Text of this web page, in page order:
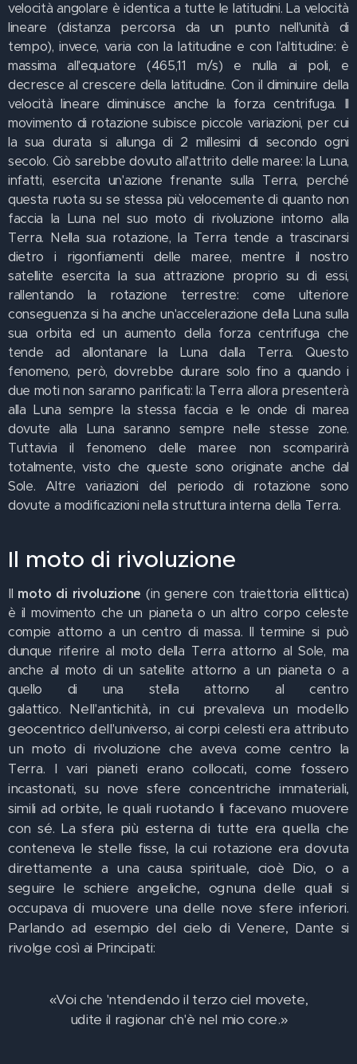
velocità angolare è identica a tutte le latitudini. La velocità
lineare (distanza percorsa da un punto nell'unità di
tempo), invece, varia con la latitudine e con l'altitudine: è
massima all'equatore (465,11 m/s) e nulla ai poli, e
decresce al crescere della latitudine. Con il diminuire della
velocità lineare diminuisce anche la forza centrifuga. Il
movimento di rotazione subisce piccole variazioni, per cui
la sua durata si allunga di 2 millesimi di secondo ogni
secolo. Ciò sarebbe dovuto all'attrito delle maree: la Luna,
infatti, esercita un'azione frenante sulla Terra, perché
questa ruota su se stessa più velocemente di quanto non
faccia la Luna nel suo moto di rivoluzione intorno alla
Terra. Nella sua rotazione, la Terra tende a trascinarsi
dietro i rigonfiamenti delle maree, mentre il nostro
satellite esercita la sua attrazione proprio su di essi,
rallentando la rotazione terrestre: come ulteriore
conseguenza si ha anche un'accelerazione della Luna sulla
sua orbita ed un aumento della forza centrifuga che
tende ad allontanare la Luna dalla Terra. Questo
fenomeno, però, dovrebbe durare solo fino a quando i
due moti non saranno parificati: la Terra allora presenterà
alla Luna sempre la stessa faccia e le onde di marea
dovute alla Luna saranno sempre nelle stesse zone.
Tuttavia il fenomeno delle maree non scomparirà
totalmente, visto che queste sono originate anche dal
Sole. Altre variazioni del periodo di rotazione sono
dovute a modificazioni nella struttura interna della Terra.
Il moto di rivoluzione
Il moto di rivoluzione (in genere con traiettoria ellittica)
è il movimento che un pianeta o un altro corpo celeste
compie attorno a un centro di massa. Il termine si può
dunque riferire al moto della Terra attorno al Sole, ma
anche al moto di un satellite attorno a un pianeta o a
quello di una stella attorno al centro
galattico. Nell'antichità, in cui prevaleva un modello
geocentrico dell'universo, ai corpi celesti era attributo
un moto di rivoluzione che aveva come centro la
Terra. I vari pianeti erano collocati, come fossero
incastonati, su nove sfere concentriche immateriali,
simili ad orbite, le quali ruotando li facevano muovere
con sé. La sfera più esterna di tutte era quella che
conteneva le stelle fisse, la cui rotazione era dovuta
direttamente a una causa spirituale, cioè Dio, o a
seguire le schiere angeliche, ognuna delle quali si
occupava di muovere una delle nove sfere inferiori.
Parlando ad esempio del cielo di Venere, Dante si
rivolge così ai Principati:
«Voi che 'ntendendo il terzo ciel movete,
udite il ragionar ch'è nel mio core.»